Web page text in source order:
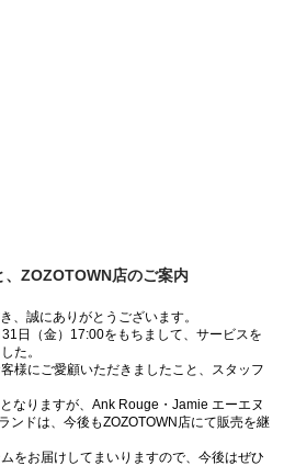
、ZOZOTOWN店のご案内
、誠にありがとうございます。
日（金）17:00をもちまして、サービスを
た。
様にご愛顧いただきましたこと、スタッフ
なりますが、Ank Rouge・Jamie エーエヌ
ンドは、今後もZOZOTOWN店にて販売を継
をお届けしてまいりますので、今後はぜひ